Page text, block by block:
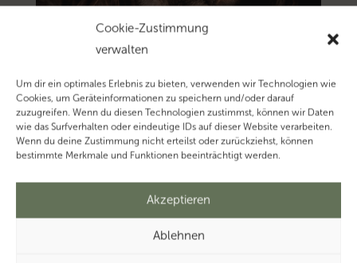
Cookie-Zustimmung
verwalten
Um dir ein optimales Erlebnis zu bieten, verwenden wir Technologien wie
Cookies, um Geräteinformationen zu speichern und/oder darauf
zuzugreifen. Wenn du diesen Technologien zustimmst, können wir Daten
wie das Surfverhalten oder eindeutige IDs auf dieser Website verarbeiten.
Wenn du deine Zustimmung nicht erteilst oder zurückziehst, können
bestimmte Merkmale und Funktionen beeinträchtigt werden.
Akzeptieren
Ablehnen